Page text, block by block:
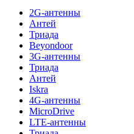
2G-антенны
Антей
Триада
Beyondoor
3G-антенны
Триада
Антей
Iskra
4G-антенны
MicroDrive
LTE-антенны